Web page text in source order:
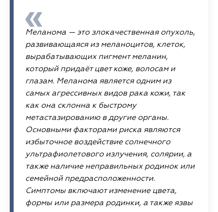
Меланома — это злокачественная опухоль,
развивающаяся из меланоцитов, клеток,
вырабатывающих пигмент меланин,
который придаёт цвет коже, волосам и
глазам. Меланома является одним из
самых агрессивных видов рака кожи, так
как она склонна к быстрому
метастазированию в другие органы.
Основными факторами риска являются
избыточное воздействие солнечного
ультрафиолетового излучения, солярии, а
также наличие неправильных родинок или
семейной предрасположенности.
Симптомы включают изменение цвета,
формы или размера родинки, а также язвы